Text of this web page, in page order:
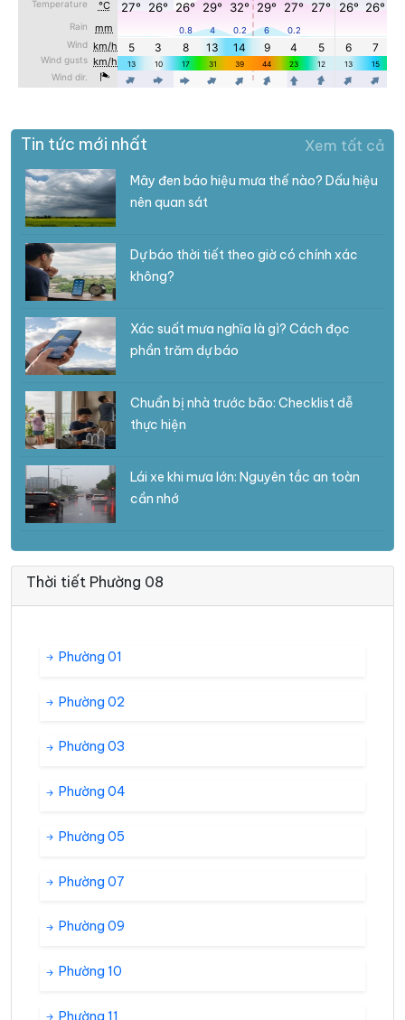
Tin tức mới nhất Xem tất cả
Mây đen báo hiệu mưa thế nào? Dấu hiệu
nên quan sát
Dự báo thời tiết theo giờ có chính xác
không?
Xác suất mưa nghĩa là gì? Cách đọc
phần trăm dự báo
Chuẩn bị nhà trước bão: Checklist dễ
thực hiện
Lái xe khi mưa lớn: Nguyên tắc an toàn
cần nhớ
Thời tiết Phường 08
Phường 01
Phường 02
Phường 03
Phường 04
Phường 05
Phường 07
Phường 09
Phường 10
Phường 11